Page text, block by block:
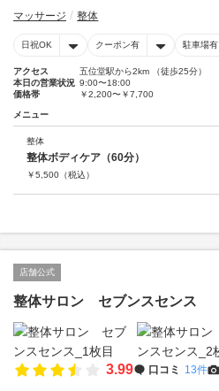
マッサージ 整体
日祝OK クーポン有 駐車場有
アクセス
五位堂駅から2km （徒歩25分）
本日の営業状況 9:00〜18:00
価格帯
￥2,200〜￥7,700
メニュー
整体
整体ボディケア（60分）
￥5,500 （税込）
店舗公式
整体サロン セブンスセンス
3.99 口コミ 13件